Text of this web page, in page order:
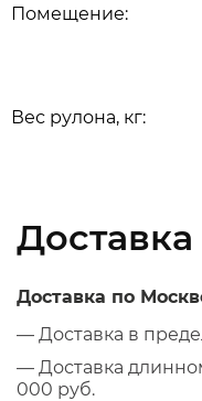
Вес рулона, кг:
Помещение:
Доставка
Доставка по
— Доставка в
— Доставка
000 руб.